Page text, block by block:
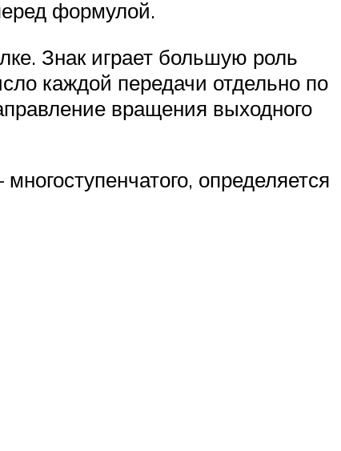
формулой.
Знак играет большую роль
каждой передачи отдельно по
вращения выходного
определяется